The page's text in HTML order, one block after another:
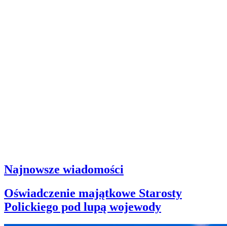
Najnowsze wiadomości
Oświadczenie majątkowe Starosty
Polickiego pod lupą wojewody